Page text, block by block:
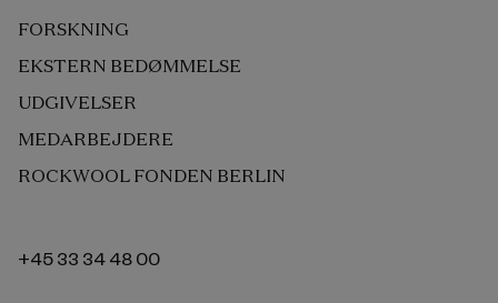
FORSKNING
EKSTERN BEDØMMELSE
UDGIVELSER
MEDARBEJDERE
ROCKWOOL FONDEN BERLIN
+45 33 34 48 00